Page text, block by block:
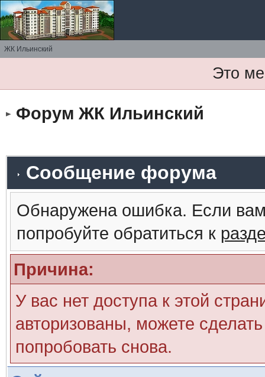
ЖК Ильинский
Это
Форум ЖК Ильинский
Сообщение форума
Обнаружена ошибка. Если
попробуйте обратиться к
Причина:
У вас нет доступа к этой
авторизованы, можете
попробовать снова.